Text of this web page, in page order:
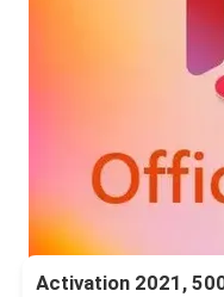
Activation 2021,